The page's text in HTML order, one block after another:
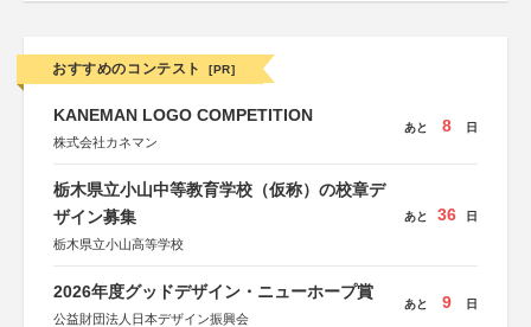
おすすめのコンテスト [PR]
KANEMAN LOGO COMPETITION
株式会社カネマン
あと 8 日
栃木県立小山中等教育学校（仮称）の校章デ
ザイン募集
栃木県立小山高等学校
あと 36 日
2026年度グッドデザイン・ニューホープ賞
公益財団法人日本デザイン振興会
あと 9 日